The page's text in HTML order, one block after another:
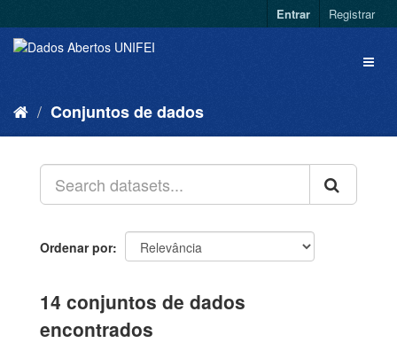
Entrar Registrar
Conjuntos de dados
Ordenar por
14 conjuntos de dados
encontrados